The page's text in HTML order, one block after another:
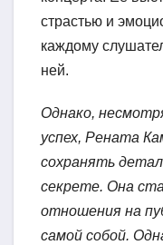
страстью и
каждому
ней.
Однако,
успех, Рената
сохранять
секрете. Она
отношения на
самой собой.